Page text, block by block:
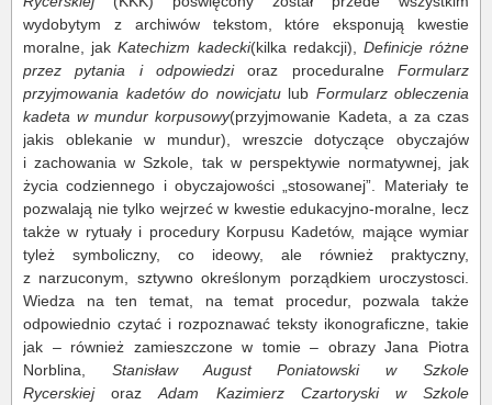
wydobytym z archiwów tekstom, które eksponują kwestie
moralne, jakKatechizm kadecki(kilka redakcji), Definicje różne
przez pytania i odpowiedzioraz proceduralne Formularz
przyjmowania kadetów do nowicjatulub Formularz obleczenia
kadeta w mundur korpusowy(przyjmowanie Kadeta, a za czas
jakis oblekanie w mundur), wreszcie dotyczące obyczajów
i zachowania w Szkole, tak w perspektywie normatywnej, jak
życia codziennego i obyczajowości „stosowanej”. Materiały te
pozwalają nie tylko wejrzeć w kwestie edukacyjno-moralne, lecz
także w rytuały i procedury Korpusu Kadetów, mające wymiar
tyleż symboliczny, co ideowy, ale również praktyczny,
z narzuconym, sztywno określonym porządkiem uroczystosci.
Wiedza na ten temat, na temat procedur, pozwala także
odpowiednio czytać i rozpoznawać teksty ikonograficzne, takie
jak – również zamieszczone w tomie – obrazy Jana Piotra
Norblina, Stanisław August Poniatowski w Szkole
RycerskiejorazAdam Kazimierz Czartoryski w Szkole